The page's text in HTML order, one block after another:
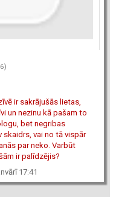
ir sakrājušās lietas,
un nezinu kā pašam to
bet negribas
vai no tā vispār
par neko. Varbūt
ir palīdzējis?
17:41